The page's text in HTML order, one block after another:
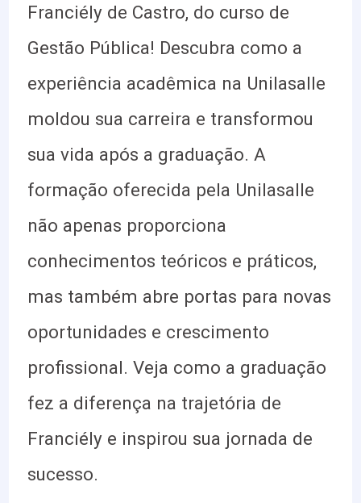
Franciély de Castro, do curso de
Gestão Pública! Descubra como a
experiência acadêmica na Unilasalle
moldou sua carreira e transformou
sua vida após a graduação. A
formação oferecida pela Unilasalle
não apenas proporciona
conhecimentos teóricos e práticos,
mas também abre portas para novas
oportunidades e crescimento
profissional. Veja como a graduação
fez a diferença na trajetória de
Franciély e inspirou sua jornada de
sucesso.